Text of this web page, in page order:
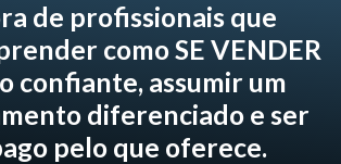
de profissionais que
como SE VENDER
confiante, assumir um
diferenciado e ser
pelo que oferece.